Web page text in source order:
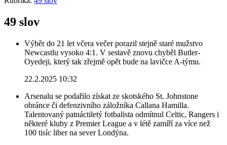
49 slov
Výběr do 21 let včera večer porazil stejně staré mužstvo
Newcastlu vysoko 4:1. V sestavě znovu chyběl Butler-
Oyedeji, který tak zřejmě opět bude na lavičce A-týmu.
22.2.2025 10:32
Arsenalu se podařilo získat ze skotského St. Johnstone
obránce či defenzivního záložníka Callana Hamilla.
Talentovaný patnáctiletý fotbalista odmítnul Celtic, Rangers i
některé kluby z Premier League a v létě zamíří za více než
100 tisíc liber na sever Londýna.